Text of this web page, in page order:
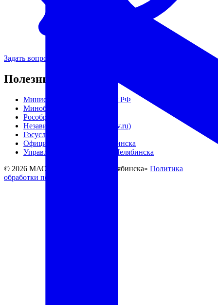
Задать вопрос
Полезные ресурсы
Министерство просвещения РФ
Минобрнауки России
Рособрнадзор
Независимая оценка (bus.gov.ru)
Госуслуги
Официальный сайт г. Челябинска
Управление образования г. Челябинска
© 2026 МАОУ «Лицей №82 г. Челябинска» Политика
обработки персональных данных